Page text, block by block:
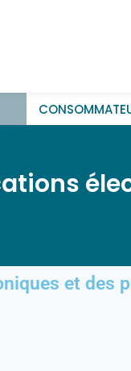
et des